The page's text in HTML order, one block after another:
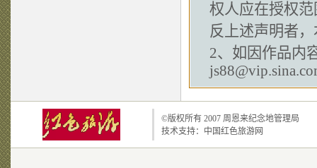
权人应在授权
反上述声明者
2、如因作品内
©版权所有 2007 周恩来纪念地管理局
技术支持： 中国红色旅游网